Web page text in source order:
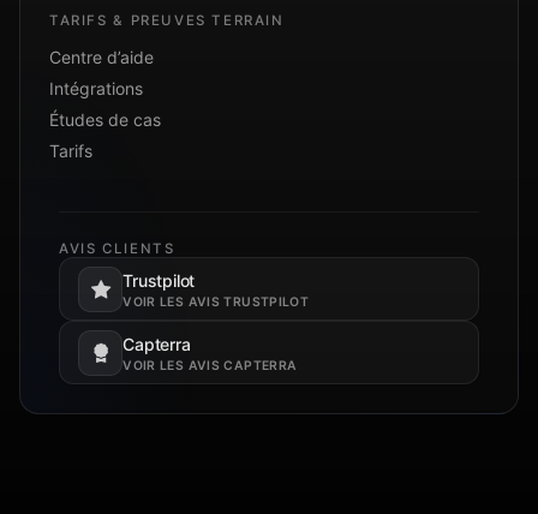
TARIFS & PREUVES TERRAIN
Centre d’aide
Intégrations
Études de cas
Tarifs
AVIS CLIENTS
Trustpilot
VOIR LES AVIS TRUSTPILOT
S’ouvre dans un nouvel onglet.
Capterra
VOIR LES AVIS CAPTERRA
S’ouvre dans un nouvel onglet.